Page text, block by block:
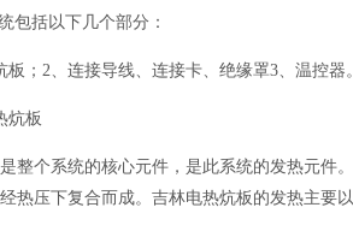
包括以下几个部分：
2、连接导线、连接卡、绝缘罩3、温控器。
板
个系统的核心元件，是此系统的发热元件
热压下复合而成。吉林电热炕板的发热主要